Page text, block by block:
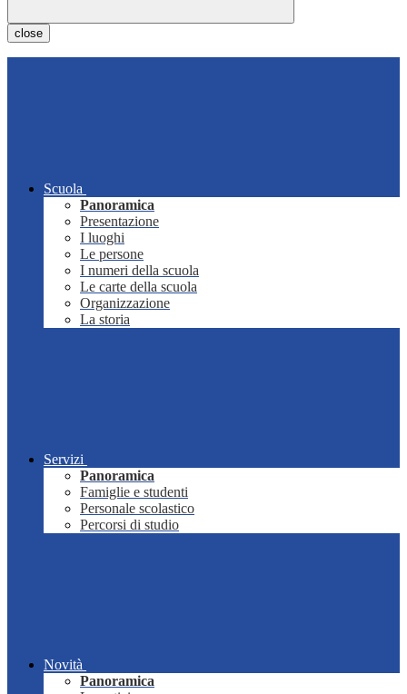
close
Scuola
Panoramica
Presentazione
I luoghi
Le persone
I numeri della scuola
Le carte della scuola
Organizzazione
La storia
Servizi
Panoramica
Famiglie e studenti
Personale scolastico
Percorsi di studio
Novità
Panoramica